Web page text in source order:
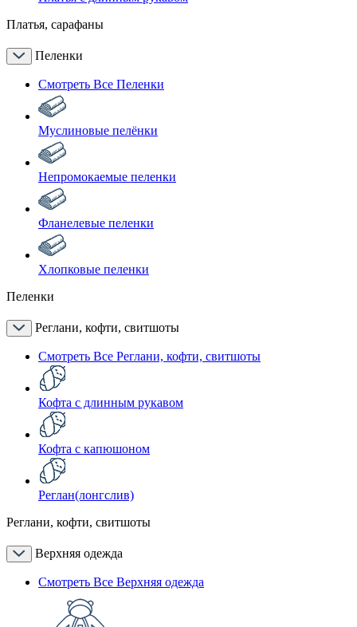
Платья, сарафаны
Пеленки
Смотреть Все Пеленки
Муслиновые пелёнки
Непромокаемые пеленки
Фланелевые пеленки
Хлопковые пеленки
Пеленки
Реглани, кофти, свитшоты
Смотреть Все Реглани, кофти, свитшоты
Кофта с длинным рукавом
Кофта с капюшоном
Реглан(лонгслив)
Реглани, кофти, свитшоты
Верхняя одежда
Смотреть Все Верхняя одежда